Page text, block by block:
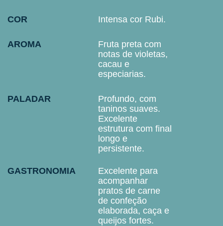
COR Intensa cor Rubi.
AROMA
Fruta preta com
notas de violetas,
cacau e
especiarias.
PALADAR
Profundo, com
taninos suaves.
Excelente
estrutura com final
longo e
persistente.
GASTRONOMIA
Excelente para
acompanhar
pratos de carne
de confeção
elaborada, caça e
queijos fortes.